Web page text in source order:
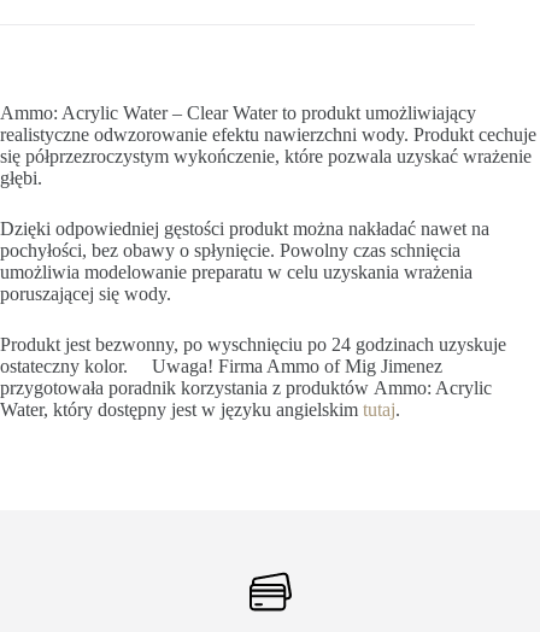
Ammo: Acrylic Water – Clear Water to produkt umożliwiający
realistyczne odwzorowanie efektu nawierzchni wody. Produkt cechuje
się półprzezroczystym wykończenie, które pozwala uzyskać wrażenie
głębi.
Dzięki odpowiedniej gęstości produkt można nakładać nawet na
pochyłości, bez obawy o spłynięcie. Powolny czas schnięcia
umożliwia modelowanie preparatu w celu uzyskania wrażenia
poruszającej się wody.
Produkt jest bezwonny, po wyschnięciu po 24 godzinach uzyskuje
ostateczny kolor. Uwaga! Firma Ammo of Mig Jimenez
przygotowała poradnik korzystania z produktów Ammo: Acrylic
Water, który dostępny jest w języku angielskim tutaj.